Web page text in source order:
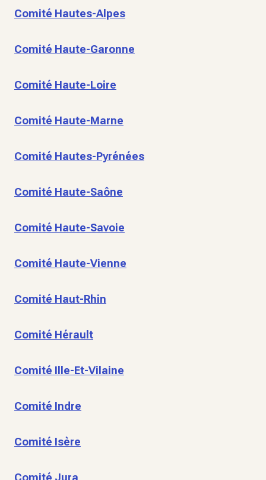
Comité Hautes-Alpes
Comité Haute-Garonne
Comité Haute-Loire
Comité Haute-Marne
Comité Hautes-Pyrénées
Comité Haute-Saône
Comité Haute-Savoie
Comité Haute-Vienne
Comité Haut-Rhin
Comité Hérault
Comité Ille-Et-Vilaine
Comité Indre
Comité Isère
Comité Jura